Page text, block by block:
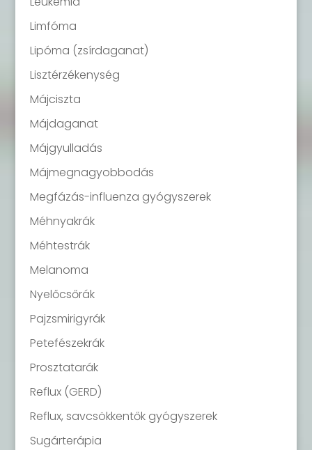
Limfóma
Lipóma (zsírdaganat)
Lisztérzékenység
Májciszta
Májdaganat
Májgyulladás
Májmegnagyobbodás
Megfázás-influenza gyógyszerek
Méhnyakrák
Méhtestrák
Melanoma
Nyelőcsőrák
Pajzsmirigyrák
Petefészekrák
Prosztatarák
Reflux (GERD)
Reflux, savcsökkentők gyógyszerek
Sugárterápia